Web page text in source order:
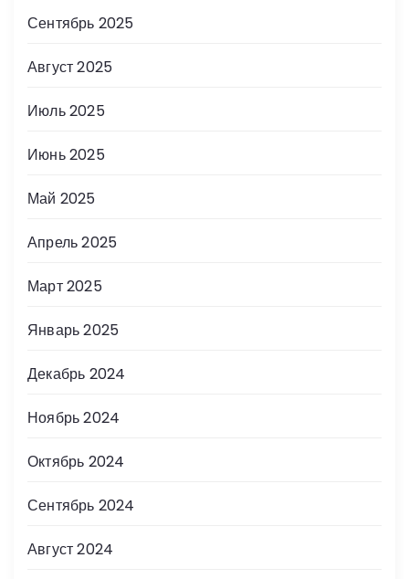
Сентябрь 2025
Август 2025
Июль 2025
Июнь 2025
Май 2025
Апрель 2025
Март 2025
Январь 2025
Декабрь 2024
Ноябрь 2024
Октябрь 2024
Сентябрь 2024
Август 2024